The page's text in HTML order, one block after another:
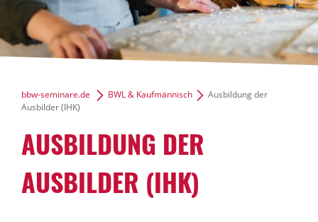
bbw-seminare.de BWL & Kaufmännisch
Ausbildung der
Ausbilder (IHK)
AUSBILDUNG DER
AUSBILDER (IHK)